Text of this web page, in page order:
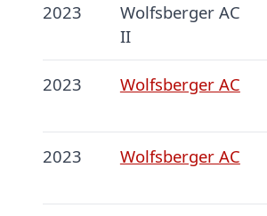
2023
Wolfsberger AC
II
2023 Wolfsberger AC
2023 Wolfsberger AC